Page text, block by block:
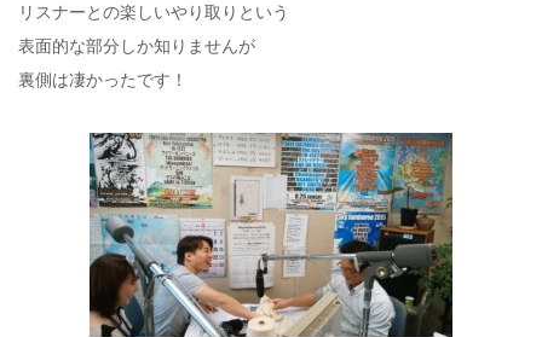
リスナーとの楽しいやり取りという
表面的な部分しか知りませんが
裏側は凄かったです！